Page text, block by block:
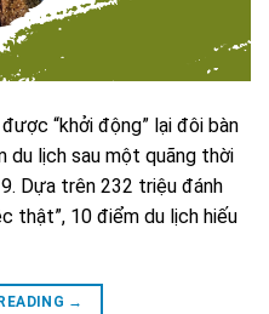
“khởi động” lại đôi bàn
du lịch sau một quãng thời
Dựa trên 232 triệu đánh
thật”, 10 điểm du lịch hiếu
→